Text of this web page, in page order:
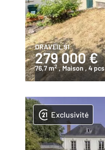
DRAVEIL 91
279 000 €
76,7 m2 , Maison , 4 pcs
Exclusivité